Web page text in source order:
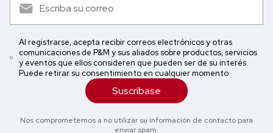
Al registrarse, acepta recibir correos electrónicos y otras
comunicaciones de P&M y sus aliados sobre productos, servicios
y eventos que ellos consideren que pueden ser de su interés.
Puede retirar su consentimiento en cualquier momento
Suscríbase
Nos comprometemos a no utilizar su información de contacto para
enviar spam.